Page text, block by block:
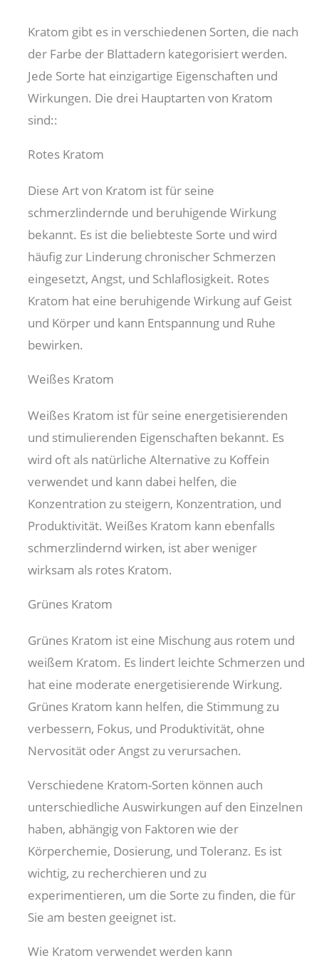
Kratom gibt es in verschiedenen Sorten, die nach
der Farbe der Blattadern kategorisiert werden.
Jede Sorte hat einzigartige Eigenschaften und
Wirkungen. Die drei Hauptarten von Kratom
sind::
Rotes Kratom
Diese Art von Kratom ist für seine
schmerzlindernde und beruhigende Wirkung
bekannt. Es ist die beliebteste Sorte und wird
häufig zur Linderung chronischer Schmerzen
eingesetzt, Angst, und Schlaflosigkeit. Rotes
Kratom hat eine beruhigende Wirkung auf Geist
und Körper und kann Entspannung und Ruhe
bewirken.
Weißes Kratom
Weißes Kratom ist für seine energetisierenden
und stimulierenden Eigenschaften bekannt. Es
wird oft als natürliche Alternative zu Koffein
verwendet und kann dabei helfen, die
Konzentration zu steigern, Konzentration, und
Produktivität. Weißes Kratom kann ebenfalls
schmerzlindernd wirken, ist aber weniger
wirksam als rotes Kratom.
Grünes Kratom
Grünes Kratom ist eine Mischung aus rotem und
weißem Kratom. Es lindert leichte Schmerzen und
hat eine moderate energetisierende Wirkung.
Grünes Kratom kann helfen, die Stimmung zu
verbessern, Fokus, und Produktivität, ohne
Nervosität oder Angst zu verursachen.
Verschiedene Kratom-Sorten können auch
unterschiedliche Auswirkungen auf den Einzelnen
haben, abhängig von Faktoren wie der
Körperchemie, Dosierung, und Toleranz. Es ist
wichtig, zu recherchieren und zu
experimentieren, um die Sorte zu finden, die für
Sie am besten geeignet ist.
Wie Kratom verwendet werden kann